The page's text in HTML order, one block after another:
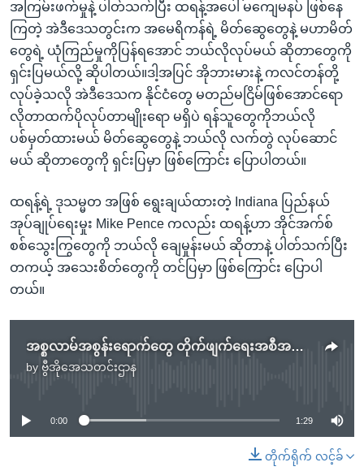
အကြမ်းဖက်မှုနဲ့ ပါတ်သက်ပြီး ထရန့်အပေါ် မကျေမနပ် ဖြစ်နေ
ကြတဲ့ အဲဒီဒေသတွင်းက အမေရိကန်ရဲ့ မိတ်ဆွေတွေနဲ့ မဟာမိတ်
တွေရဲ့ ယုံကြည်မှုကိုပြန်ရအောင် ဘယ်လိုလုပ်မယ် ဆိုတာတွေကို
ရှင်းပြမယ်လို့ ဆိုပါတယ်။ဒါ့အပြင် အိုဘားမားနဲ့ ကလင်တန်တို့
လုပ်ခဲ့သလို အဲဒီဒေသက နိုင်ငံတွေ မတည်မငြိမ်ဖြစ်အောင်ရော
လိုတာထက်ပိုလုပ်တာမျိုးရော မရှိပဲ ရန်သူတွေကိုဘယ်လို
ပစ်မှတ်ထားမယ် မိတ်ဆွေတွေနဲ့ ဘယ်လို လက်တွဲ လုပ်ဆောင်
မယ် ဆိုတာတွေကို ရှင်းပြမှာ ဖြစ်ကြောင်း ပြောပါတယ်။
ထရန့်ရဲ့ ဒုသမ္မတ အဖြစ် ရွေးချယ်ထားတဲ့ Indiana ပြည်နယ်
အုပ်ချုပ်ရေးမှုး Mike Pence ကလည်း ထရန့်ဟာ အိုင်အက်စ်
စစ်သွေးကြွတွေကို ဘယ်လို ချေမှုန်းမယ် ဆိုတာနဲ့ ပါတ်သက်ပြီး
တကယ့် အသေးစိတ်တွေကို တင်ပြမှာ ဖြစ်ကြောင်း ပြောပါ
တယ်။
အစ္စလာမ်အစွန်းရောက်တွေ တိုက်ဖျက်ရေးအစီအစဉ် Trump လူထုကို ချပြမည်
by ဗွီအိုအေသတင်းဌာန
No media source currently available
0:00 1:29
တိုက်ရိုက် လင့်ခ်